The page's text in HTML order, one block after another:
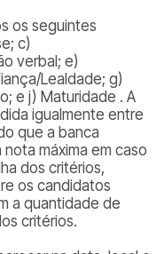
os seguintes
c)
verbal; e)
Lealdade; g)
e j) Maturidade . A
igualmente entre
que a banca
máxima em caso
dos critérios,
os candidatos
a quantidade de
critérios.